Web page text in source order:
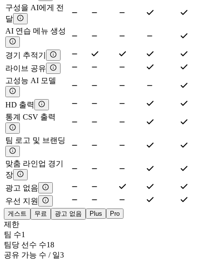
구성을 AI에게 전
달
AI 연습 메뉴 생성
경기 추적기
라이브 공유
고성능 AI 모델
HD 출력
통계 CSV 출력
팀 로고 및 브랜딩
맞춤 라인업 경기
장
광고 없음
우선 지원
게스트 무료 광고 없음 Plus Pro
제한
팀 수1
팀당 선수 수18
공유 가능 수 / 일3